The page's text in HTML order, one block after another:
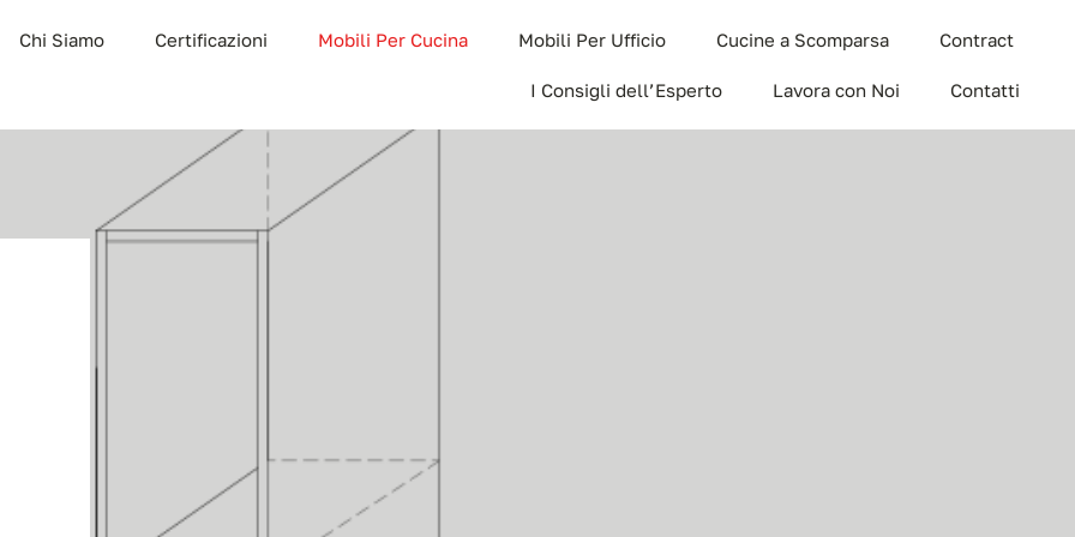
Chi Siamo Certificazioni Mobili Per Cucina Mobili Per Ufficio Cucine a Scomparsa Contract
I Consigli dell’Esperto Lavora con Noi Contatti